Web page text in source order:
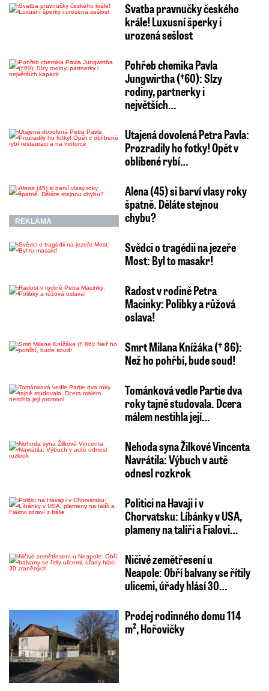
Svatba pravnučky českého
krále! Luxusní šperky i
urozená sešlost
Pohřeb chemika Pavla
Jungwirtha (†60): Slzy
rodiny, partnerky i
největších…
Utajená dovolená Petra Pavla:
Prozradily ho fotky! Opět v
oblíbené rybí…
REKLAMA
Alena (45) si barví vlasy roky
špatně. Děláte stejnou
chybu?
Svědci o tragédii na jezeře
Most: Byl to masakr!
Radost v rodině Petra
Macinky: Polibky a růžová
oslava!
Smrt Milana Knížáka († 86):
Než ho pohřbí, bude soud!
Tománková vedle Partie dva
roky tajně studovala. Dcera
málem nestihla její…
Nehoda syna Žilkové Vincenta
Navrátila: Výbuch v autě
odnesl rozkrok
Politici na Havaji i v
Chorvatsku: Líbánky v USA,
plameny na talíři a Fialovi…
Ničivé zemětřesení u
Neapole: Obří balvany se řítily
ulicemi, úřady hlásí 30…
Prodej rodinného domu 114
m², Hořovičky